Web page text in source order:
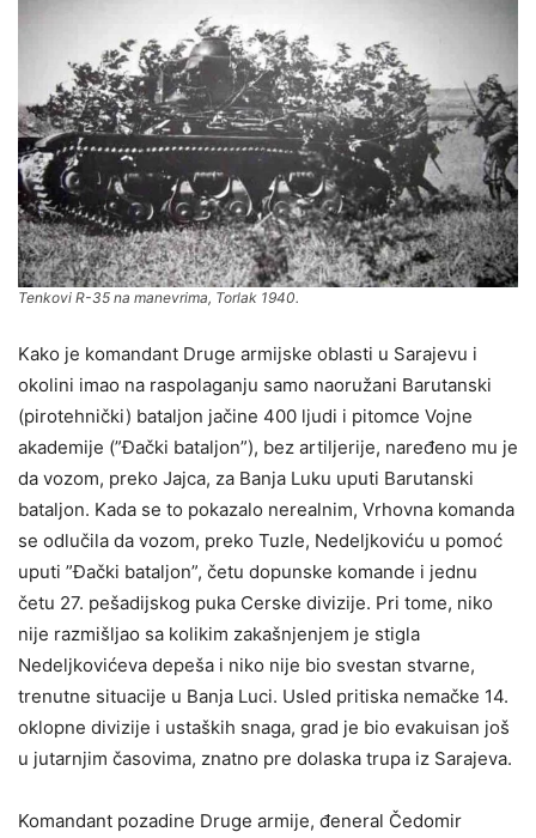
Tenkovi R-35 na manevrima, Torlak 1940.
Kako je komandant Druge armijske oblasti u Sarajevu i
okolini imao na raspolaganju samo naoružani Barutanski
(pirotehnički) batalјon jačine 400 lјudi i pitomce Vojne
akademije (”Đački batalјon”), bez artilјerije, naređeno mu je
da vozom, preko Jajca, za Banja Luku uputi Barutanski
batalјon. Kada se to pokazalo nerealnim, Vrhovna komanda
se odlučila da vozom, preko Tuzle, Nedelјkoviću u pomoć
uputi ”Đački batalјon”, četu dopunske komande i jednu
četu 27. pešadijskog puka Cerske divizije. Pri tome, niko
nije razmišlјao sa kolikim zakašnjenjem je stigla
Nedelјkovićeva depeša i niko nije bio svestan stvarne,
trenutne situacije u Banja Luci. Usled pritiska nemačke 14.
oklopne divizije i ustaških snaga, grad je bio evakuisan još
u jutarnjim časovima, znatno pre dolaska trupa iz Sarajeva.
Komandant pozadine Druge armije, đeneral Čedomir